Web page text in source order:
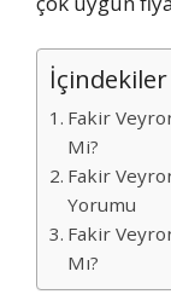
İçindekiler
Fakir
Mi?
Fakir
Yorumu
Fakir
Mı?